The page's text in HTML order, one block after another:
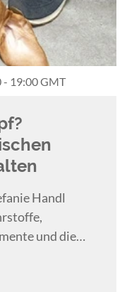
- 19:00 GMT
Handl
und die
des Hundes